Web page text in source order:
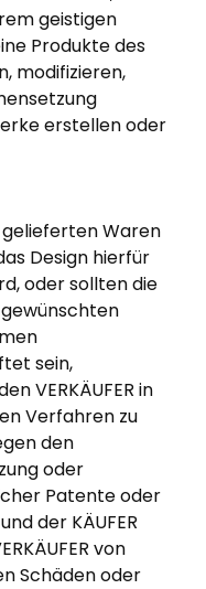
geistigen
Produkte des
modifizieren,
erstellen oder
gelieferten Waren
Design hierfür
oder sollten die
gewünschten
sein,
VERKÄUFER in
Verfahren zu
den
oder
Patente oder
der KÄUFER
von
Schäden oder